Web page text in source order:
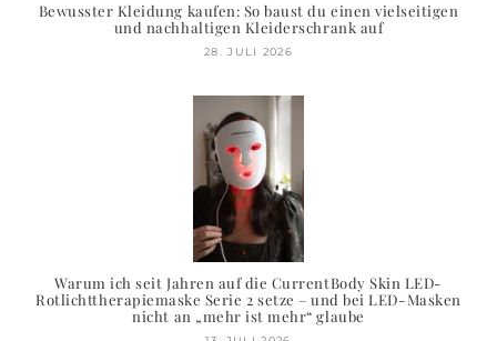
Bewusster Kleidung kaufen: So baust du einen vielseitigen
und nachhaltigen Kleiderschrank auf
28. JULI 2026
Warum ich seit Jahren auf die CurrentBody Skin LED-
Rotlichttherapiemaske Serie 2 setze – und bei LED-Masken
nicht an „mehr ist mehr“ glaube